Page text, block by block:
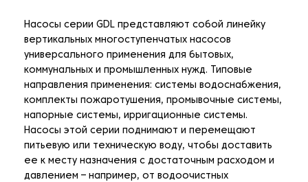
Насосы серии GDL представляют собой линейку
вертикальных многоступенчатых насосов
универсального применения для бытовых,
коммунальных и промышленных нужд. Типовые
направления применения: системы водоснабжения,
комплекты пожаротушения, промывочные системы,
напорные системы, ирригационные системы.
Насосы этой серии поднимают и перемещают
питьевую или техническую воду, чтобы доставить
ее к месту назначения с достаточным расходом и
давлением – например, от водоочистных